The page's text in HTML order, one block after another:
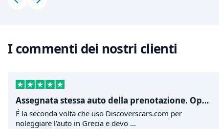
I commenti dei nostri clienti
Assegnata stessa auto della prenotazione. Operazioni di ritiro e consegna velocissime.
É la seconda volta che uso Discoverscars.com per
noleggiare l’auto in Grecia e devo ...